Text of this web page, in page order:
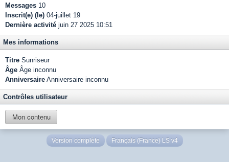
Messages 10
Inscrit(e) (le) 04-juillet 19
Dernière activité juin 27 2025 10:51
Mes informations
Titre Sunriseur
Âge Âge inconnu
Anniversaire Anniversaire inconnu
Contrôles utilisateur
Mon contenu
Version complète Français (France) LS v4